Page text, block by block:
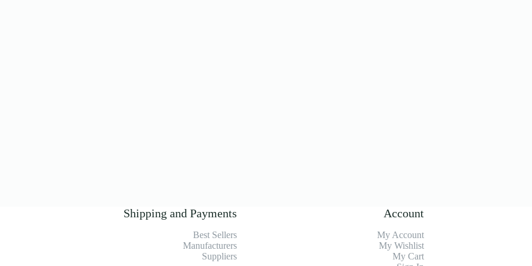
Account
My Account
My Wishlist
My Cart
Shipping and Payments
Best Sellers
Manufacturers
Suppliers